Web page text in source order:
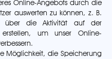
Online-Angebots durch die
auswerten zu können, z. B.
über die Aktivität auf der
um unser Online-
Möglichkeit, die Speicherung